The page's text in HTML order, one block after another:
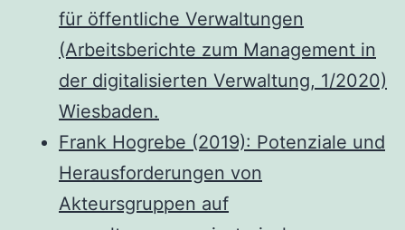
für öffentliche Verwaltungen
(Arbeitsberichte zum Management in
der digitalisierten Verwaltung, 1/2020)
Wiesbaden.
Frank Hogrebe (2019): Potenziale und
Herausforderungen von
Akteursgruppen auf